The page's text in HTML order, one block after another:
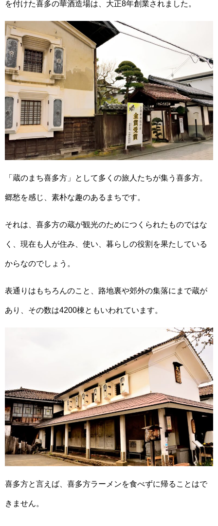
を付けた喜多の華酒造場は、大正8年創業されました。
「蔵のまち喜多方」として多くの旅人たちが集う喜多方。
郷愁を感じ、素朴な趣のあるまちです。
それは、喜多方の蔵が観光のためにつくられたものではな
く、現在も人が住み、使い、暮らしの役割を果たしている
からなのでしょう。
表通りはもちろんのこと、路地裏や郊外の集落にまで蔵が
あり、その数は4200棟ともいわれています。
喜多方と言えば、喜多方ラーメンを食べずに帰ることはで
きません。